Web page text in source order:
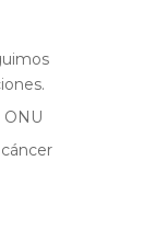
ONU